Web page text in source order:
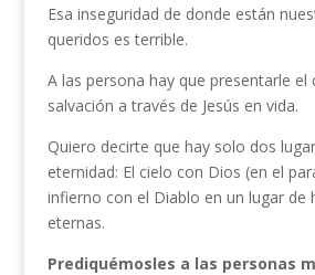
Esa inseguridad de donde están
queridos es terrible.
A las persona hay que presentarle el
salvación a través de Jesús en vida.
Quiero decirte que hay solo dos
eternidad: El cielo con Dios (en el
infierno con el Diablo en un lugar de
eternas.
Prediquémosles a las personas